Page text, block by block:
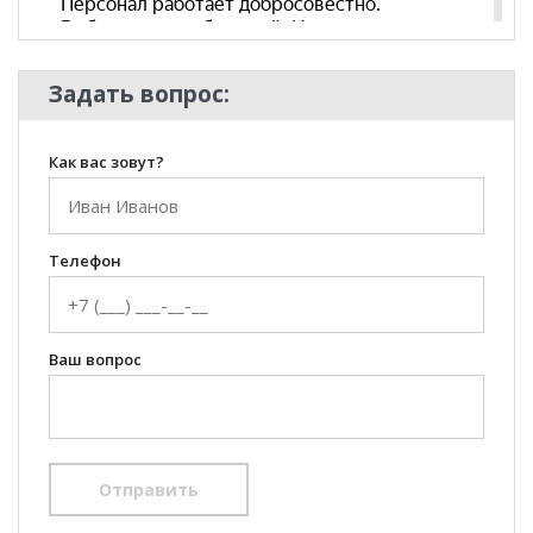
Задать вопрос:
Как вас зовут?
Телефон
Ваш вопрос
Отправить